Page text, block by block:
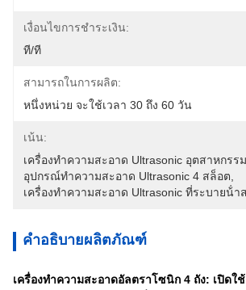
เงื่อนไขการชำระเงิน:
ที/ที
สามารถในการผลิต:
หนึ่งหน่วย จะใช้เวลา 30 ถึง 60 วัน
เน้น:
เครื่องทําความสะอาด Ultrasonic อุตสาหกรร
อุปกรณ์ทําความสะอาด Ultrasonic 4 สล็อต
เครื่องทําความสะอาด Ultrasonic ที่ระบายน้ํา
คำอธิบายผลิตภัณฑ์
เครื่องทำความสะอาดอัลตราโซนิก 4 ถัง: เปิดใ